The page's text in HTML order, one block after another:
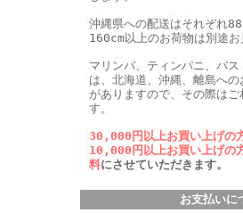
沖縄県への配送はそれぞれ
160cm以上のお荷物は別途
マリンバ、ティンパニ、バ
は、北海道、沖縄、離島へ
がありますので、その際は
す。
30,000円以上お買い上げの
10,000円以上お買い上げの
料にさせていただきます。
お支払いに